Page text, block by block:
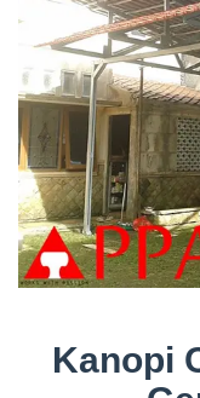
Kanopi